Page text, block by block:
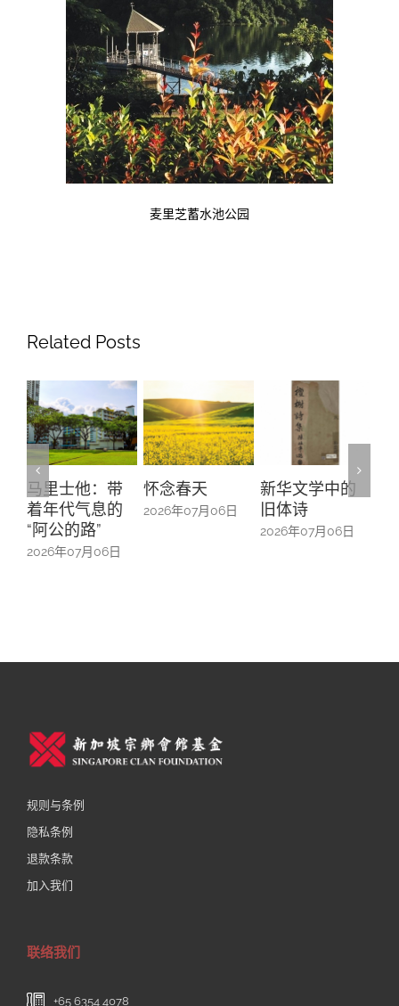
麦里芝蓄水池公园
Related Posts
怀念春天
2026年07月06日
新华文学中的
旧体诗
螺钿留芳：碧
山亭贺仪镜框
中的百业记忆
规则与条例
隐私条例
退款条款
加入我们
联络我们
+65 6354 4078